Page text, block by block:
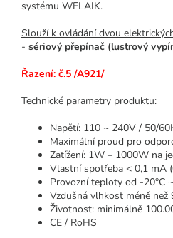
systému WELAIK.
Slouží k ovládání dvou
- sériový přepínač (lustrový
Řazení: č.5 /A921/
Technické parametry produktu:
Napětí: 110 ~ 240V / 50/
Maximální proud pro
Zatížení: 1W – 1000W na
Vlastní spotřeba < 0,1 mA
Provozní teploty od -20°C
Vzdušná vlhkost méně než
Životnost: minimálně
CE / RoHS